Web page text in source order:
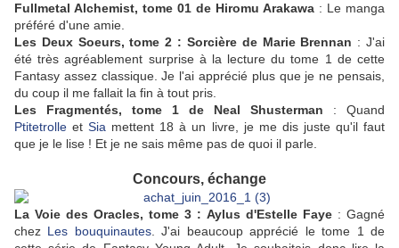
Fullmetal Alchemist, tome 01 de Hiromu Arakawa : Le manga
préféré d'une amie.
Les Deux Soeurs, tome 2 : Sorcière de Marie Brennan : J'ai
été très agréablement surprise à la lecture du tome 1 de cette
Fantasy assez classique. Je l'ai apprécié plus que je ne pensais,
du coup il me fallait la fin à tout pris.
Les Fragmentés, tome 1 de Neal Shusterman : Quand
PtitetrolleetSia mettent 18 à un livre, je me dis juste qu'il faut
que je le lise ! Et je ne sais même pas de quoi il parle.
Concours, échange
La Voie des Oracles, tome 3 : Aylus d'Estelle Faye : Gagné
chez Les bouquinautes. J'ai beaucoup apprécié le tome 1 de